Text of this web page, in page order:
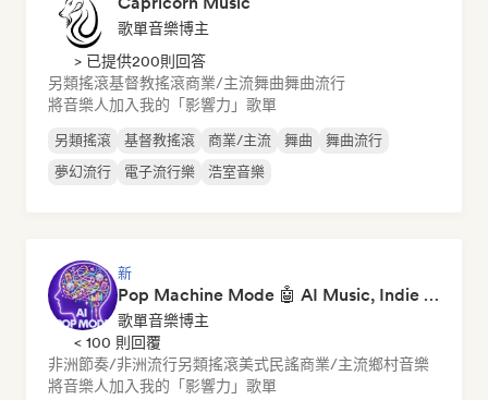
歌單音樂博主
> 已提供200則回答
另類搖滾基督教搖滾商業/主流舞曲舞曲流行
將音樂人加入我的「影響力」歌單
另類搖滾 基督教搖滾 商業/主流 舞曲
舞曲流行
夢幻流行
電子流行樂 浩室音樂
新
Pop Machine Mode 🤖 AI Music, Indie Pop & Dream Pop
歌單音樂博主
< 100 則回覆
非洲節奏/非洲流行另類搖滾美式民謠商業/主流鄉村音樂
將音樂人加入我的「影響力」歌單